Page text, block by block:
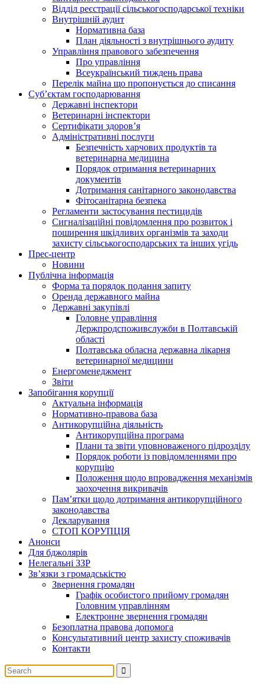
Відділ реєстрації сільськогосподарської техніки
Внутрішній аудит
Нормативна база
План діяльності з внутрішнього аудиту
Управління правового забезпечення
Про управління
Всеукраїнський тиждень права
Перелік майна що пропонується до списання
Суб’єктам господарювання
Державні інспектори
Ветеринарні інспектори
Сертифікати здоров’я
Адміністративні послуги
Безпечність харчових продуктів та
ветеринарна медицина
Порядок отримання ветеринарних
документів
Дотримання санітарного законодавства
Фітосанітарна безпека
Регламенти застосування пестицидів
Сигналізаційні повідомлення про розвиток і
поширення шкідливих організмів та заходи
захисту сільськогосподарських та інших угідь
Прес-центр
Новини
Публічна інформація
Форма та порядок подання запиту
Оренда державного майна
Державні закупівлі
Головне управління
Держпродспоживслужби в Полтавській
області
Полтавська обласна державна лікарня
ветеринарної медицини
Енергоменеджмент
Звіти
Запобігання корупції
Актуальна інформація
Нормативно-правова база
Антикорупційна діяльність
Антикорупційна програма
Плани та звіти уповноваженого підрозділу
Порядок роботи із повідомленнями про
корупцію
Положення щодо впровадження механізмів
заохочення викривачів
Пам’ятки щодо дотримання антикорупційного
законодавства
Декларування
СТОП КОРУПЦІЯ
Анонси
Для бджолярів
Нелегальні ЗЗР
Зв’язки з громадськістю
Звернення громадян
Графік особистого прийому громадян
Головним управлінням
Електронне звернення громадян
Безоплатна правова допомога
Консультативний центр захисту споживачів
Контакти